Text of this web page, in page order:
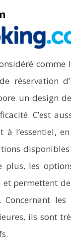
comme
réservation
un design
C’est
à l’essentiel,
plus, les
et permettent
Concernant
ils sont